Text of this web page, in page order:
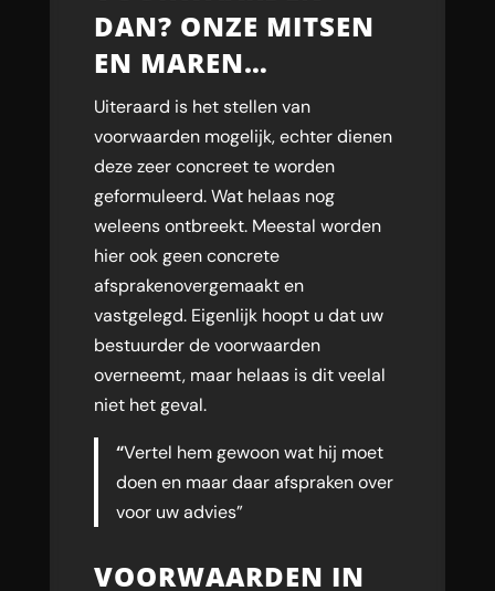
DAN? ONZE MITSEN
EN MAREN…
Uiteraard is het stellen van
voorwaarden mogelijk, echter dienen
deze zeer concreet te worden
geformuleerd. Wat helaas nog
weleens ontbreekt. Meestal worden
hier ook geen concrete
afsprakenovergemaakt en
vastgelegd. Eigenlijk hoopt u dat uw
bestuurder de voorwaarden
overneemt, maar helaas is dit veelal
niet het geval.
“Vertel hem gewoon wat hij moet
doen en maar daar afspraken over
voor uw advies”
VOORWAARDEN IN